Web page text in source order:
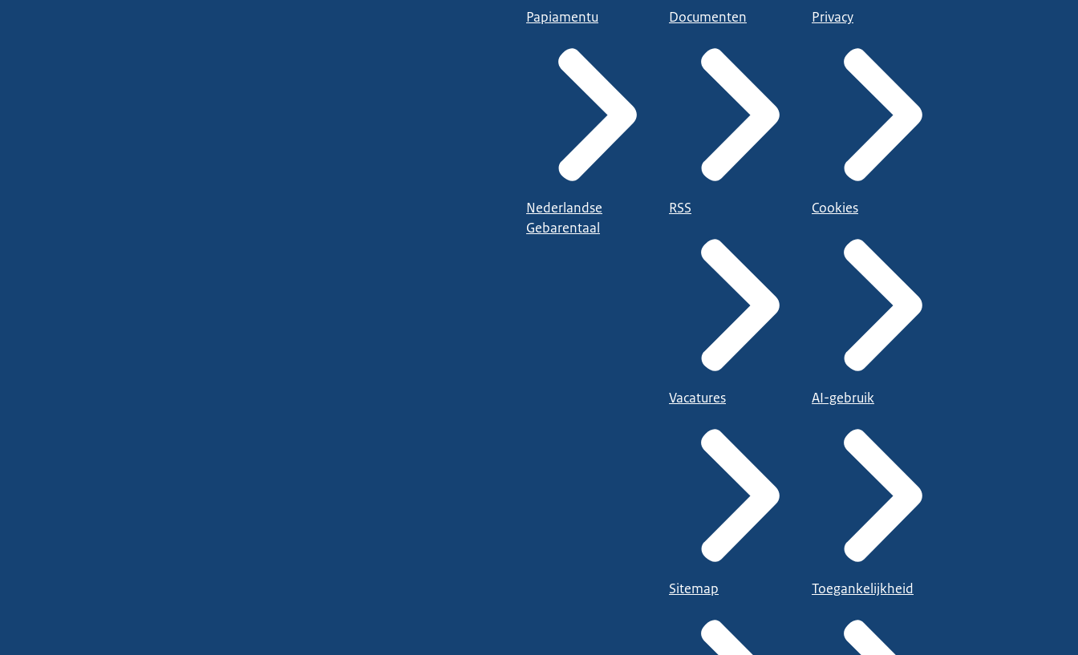
Papiamentu
Nederlandse
Gebarentaal
Documenten
RSS
Vacatures
Sitemap
Privacy
Cookies
AI-gebruik
Toegankelijkheid